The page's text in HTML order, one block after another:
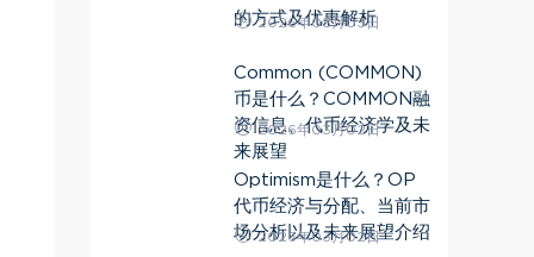
的方式及优惠解析
2026年03月03日
Common (COMMON)
币是什么？COMMON融
资信息、代币经济学及未
来展望
2026年03月02日
Optimism是什么？OP
代币经济与分配、当前市
场分析以及未来展望介绍
2026年03月02日